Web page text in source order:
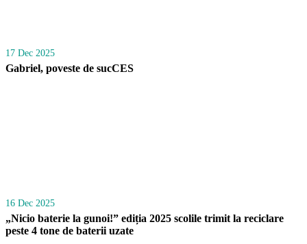
17 Dec 2025
Gabriel, poveste de sucCES
16 Dec 2025
„Nicio baterie la gunoi!” ediția 2025 scolile trimit la reciclare
peste 4 tone de baterii uzate